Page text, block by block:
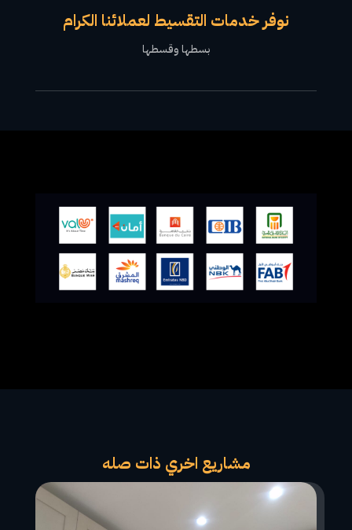
نوفر خدمات التقسيط لعملائنا الكرام
بسطها وقسطها
مشاريع اخري ذات صله